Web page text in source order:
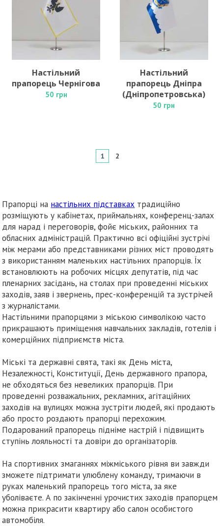
Настільний
прапорець Чернігова
50 грн
Настільний
прапорець Дніпра
(Дніпропетровська)
50 грн
1 2
Прапорці на настільних підставках традиційно
розміщують у кабінетах, приймальнях, конференц-залах
для нарад і переговорів, фойє міських, районних та
обласних адміністрацій. Практично всі офіційні зустрічі
між мерами або представниками різних міст проводять
з використанням маленьких настільних прапорців. Їх
встановлюють на робочих місцях депутатів, під час
пленарних засідань, на столах при проведенні міських
заходів, заяв і звернень, прес-конференцій та зустрічей
з журналістами.
Настільними прапорцями з міською символікою часто
прикрашають приміщення навчальних закладів, готелів і
комерційних підприємств міста.
Міські та державні свята, такі як День міста,
Незалежності, Конституції, День державного прапора,
не обходяться без невеликих прапорців. При
проведенні розважальних, рекламних, агітаційних
заходів на вулицях можна зустріти людей, які продають
або просто роздають прапорці перехожим.
Подарований прапорець підніме настрій і підвищить
ступінь лояльності та довіри до організаторів.
На спортивних змаганнях міжміського рівня ви завжди
зможете підтримати улюблену команду, тримаючи в
руках маленький прапорець того міста, за яке
уболіваєте. А по закінченні урочистих заходів прапорцем
можна прикрасити квартиру або салон особистого
автомобіля.